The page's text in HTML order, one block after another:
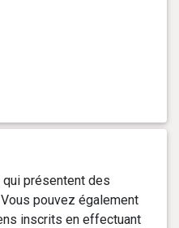
présentent des
pouvez également
inscrits en effectuant